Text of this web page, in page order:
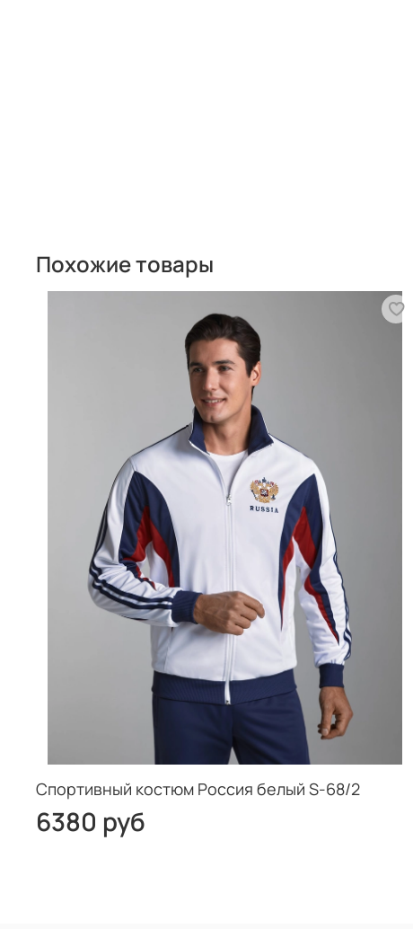
Похожие товары
Спортивный костюм Россия белый S-68/2
6380 руб